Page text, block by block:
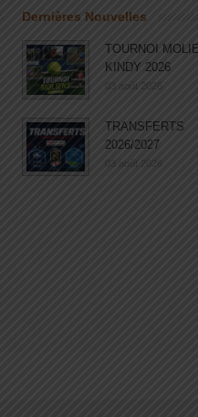
Dernières Nouvelles
TOURNOI
KINDY 2026
03 août 2026
TRANSFERTS
2026/2027
03 août 2026